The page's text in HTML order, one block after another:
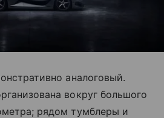
аналоговый.
вокруг большого
рядом тумблеры и